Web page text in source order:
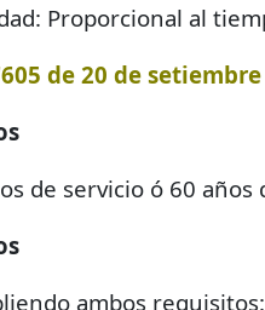
Proporcional al
de 20 de
de servicio ó 60 años
ambos